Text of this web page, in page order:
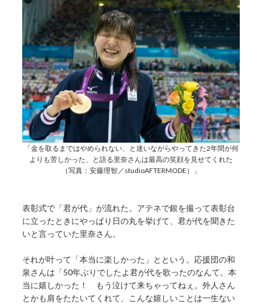
「金を取るまではやめられない、と迷いながらやってきた2年間が何
よりも苦しかった、と語る里奈さんは最高の笑顔を見せてくれた
（写真：安藤理智／studioAFTERMODE）」
表彰式で「君が代」が流れた。アテネで銀を撮って表彰台
に立ったときにやっぱり日の丸を挙げて、君が代を聞きた
いと言っていた里奈さん。
それが叶って「本当に楽しかった」とという。応援団の和
泉さんは「50年ぶりでしたよ君が代を歌ったのなんて。本
当に嬉しかった！ もう泣けて来ちゃってねぇ。外人さん
とかも肩をたたいてくれて、こんな嬉しいことは一生ない